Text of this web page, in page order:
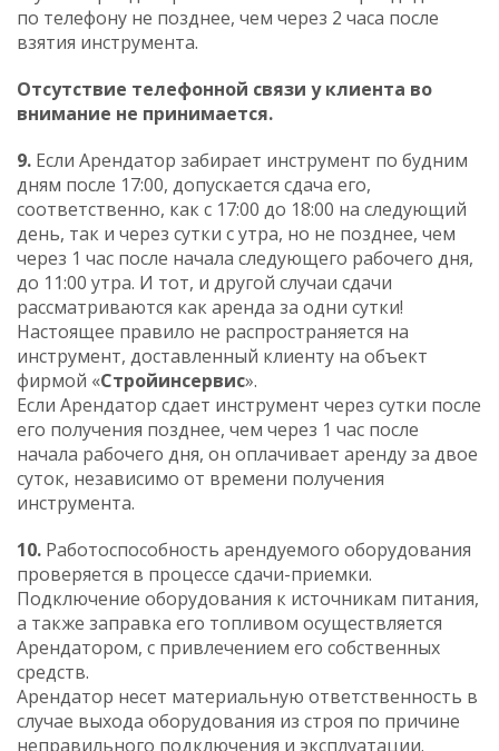
по телефону не позднее, чем через 2 часа после
взятия инструмента.
Отсутствие телефонной связи у клиента во
внимание не принимается.
9. Если Арендатор забирает инструмент по будним
дням после 17:00, допускается сдача его,
соответственно, как c 17:00 до 18:00 на следующий
день, так и через сутки c утра, но не позднее, чем
через 1 час после начала следующего рабочего дня,
до 11:00 утра. И тот, и другой случаи сдачи
рассматриваются как аренда за одни сутки!
Настоящее правило не распространяется на
инструмент, доставленный клиенту на объект
фирмой «Стройинсервис».
Если Арендатор сдает инструмент через сутки после
его получения позднее, чем через 1 час после
начала рабочего дня, он оплачивает аренду за двое
суток, независимо от времени получения
инструмента.
10. Работоспособность арендуемого оборудования
проверяется в процессе сдачи-приемки.
Подключение оборудования к источникам питания,
a также заправка его топливом осуществляется
Арендатором, c привлечением его собственных
средств.
Арендатор несет материальную ответственность в
случае выхода оборудования из строя по причине
неправильного подключения и эксплуатации.